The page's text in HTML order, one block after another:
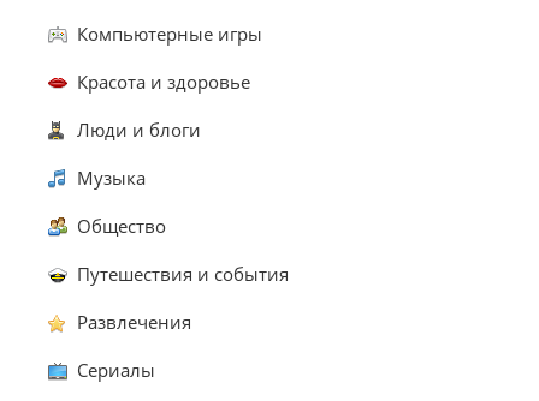
Компьютерные игры
Красота и здоровье
Люди и блоги
Музыка
Общество
Путешествия и события
Развлечения
Сериалы